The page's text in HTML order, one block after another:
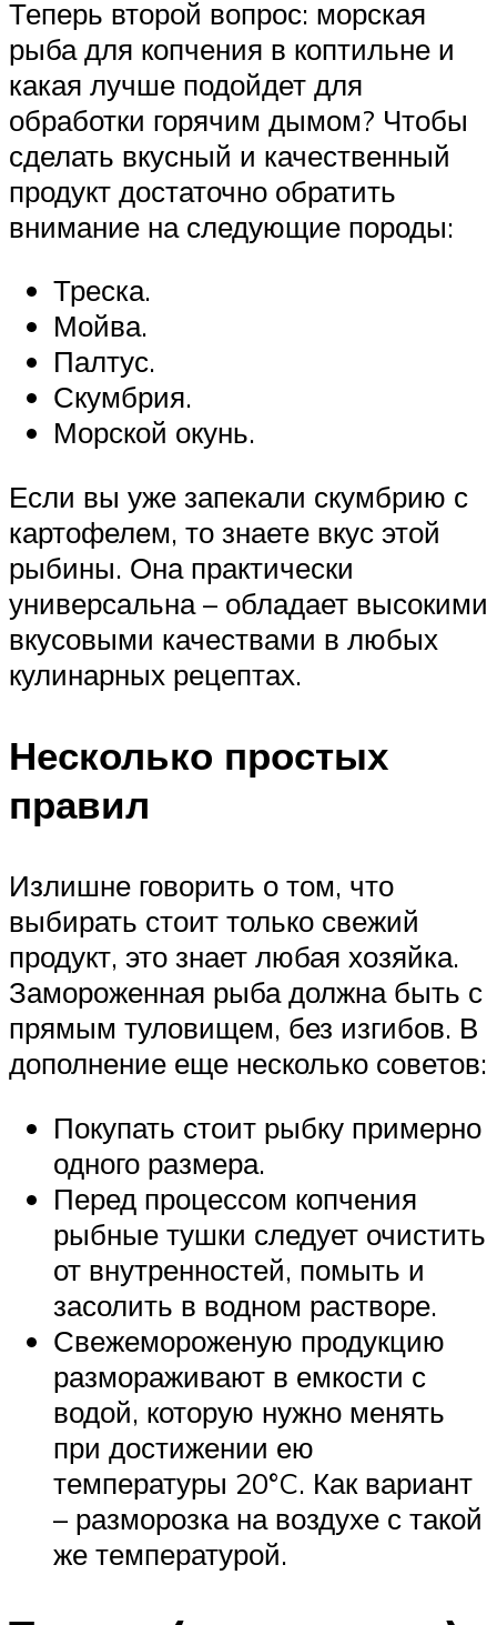
Теперь второй вопрос: морская
рыба для копчения в коптильне и
какая лучше подойдет для
обработки горячим дымом? Чтобы
сделать вкусный и качественный
продукт достаточно обратить
внимание на следующие породы:
Треска.
Мойва.
Палтус.
Скумбрия.
Морской окунь.
Если вы уже запекали скумбрию с
картофелем, то знаете вкус этой
рыбины. Она практически
универсальна – обладает высокими
вкусовыми качествами в любых
кулинарных рецептах.
Несколько простых
правил
Излишне говорить о том, что
выбирать стоит только свежий
продукт, это знает любая хозяйка.
Замороженная рыба должна быть с
прямым туловищем, без изгибов. В
дополнение еще несколько советов:
Покупать стоит рыбку примерно
одного размера.
Перед процессом копчения
рыбные тушки следует очистить
от внутренностей, помыть и
засолить в водном растворе.
Свежемороженую продукцию
размораживают в емкости с
водой, которую нужно менять
при достижении ею
температуры 20°C. Как вариант
– разморозка на воздухе с такой
же температурой.